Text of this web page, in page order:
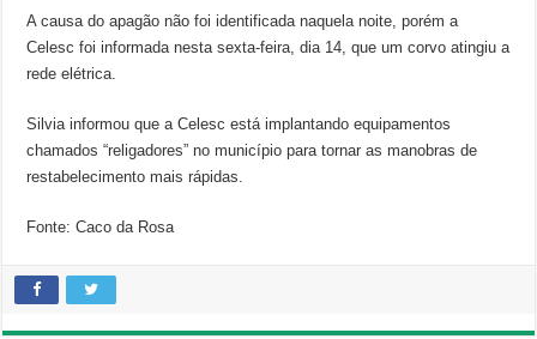
A causa do apagão não foi identificada naquela noite, porém a
Celesc foi informada nesta sexta-feira, dia 14, que um corvo atingiu a
rede elétrica.
Silvia informou que a Celesc está implantando equipamentos
chamados “religadores” no município para tornar as manobras de
restabelecimento mais rápidas.
Fonte: Caco da Rosa